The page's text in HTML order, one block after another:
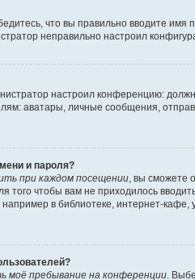
что вы правильно вводите
неправильно настроил
настроил конференцию:
аватары, личные сообщения,
и пароля?
при каждом посещении , вы сможете
того чтобы вам не приходилось
в библиотеке, интернет-кафе,
моё пребывание на конференции .